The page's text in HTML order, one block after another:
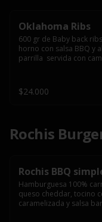
Oklahoma Ribs
600 gr de Baby back
horno con salsa BBQ y
parrilla  servida con
$24.000
Rochis
Rochis BBQ
Hamburguesa 100%
queso cheddar, tocino
caramelizada y salsa